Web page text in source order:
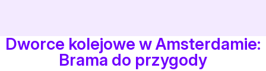
Dworce kolejowe w Amsterdamie:
Brama do przygody